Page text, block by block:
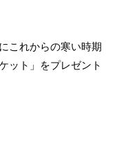
これからの寒い時期
ット」をプレゼント